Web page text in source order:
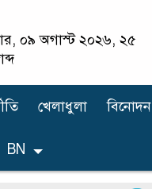
০৯ অগাস্ট ২০২৬, ২৫
খেলাধুলা বিনোদন
BN